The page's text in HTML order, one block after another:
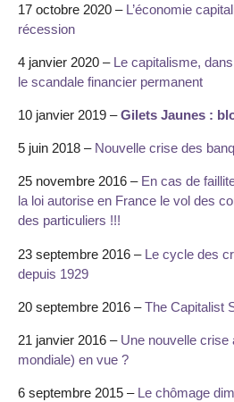
17 octobre 2020 – L’économie
récession
4 janvier 2020 – Le capitalisme,
le scandale financier permanent
10 janvier 2019 –Gilets Jaunes :
5 juin 2018 – Nouvelle crise des
25 novembre 2016 – En cas de
la loi autorise en France le vol des
des particuliers !!!
23 septembre 2016 – Le cycle des
depuis 1929
20 septembre 2016 –The Capitalist
21 janvier 2016 – Une nouvelle crise
mondiale) en vue ?
6 septembre 2015 – Le chômage